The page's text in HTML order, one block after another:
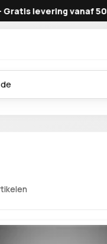
vanaf 50€ -